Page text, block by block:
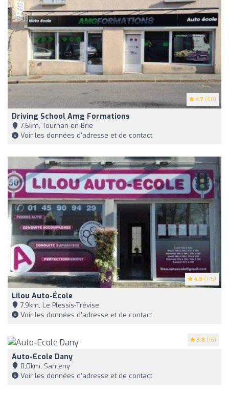
4.7 (60)
Driving School Amg Formations
7,6km, Tournan-en-Brie
Voir les données d'adresse et de contact
4.9 (175)
Lilou Auto-École
7,9km, Le Plessis-Trévise
Voir les données d'adresse et de contact
3.8 (16)
Auto-Ecole Dany
8,0km, Santeny
Voir les données d'adresse et de contact